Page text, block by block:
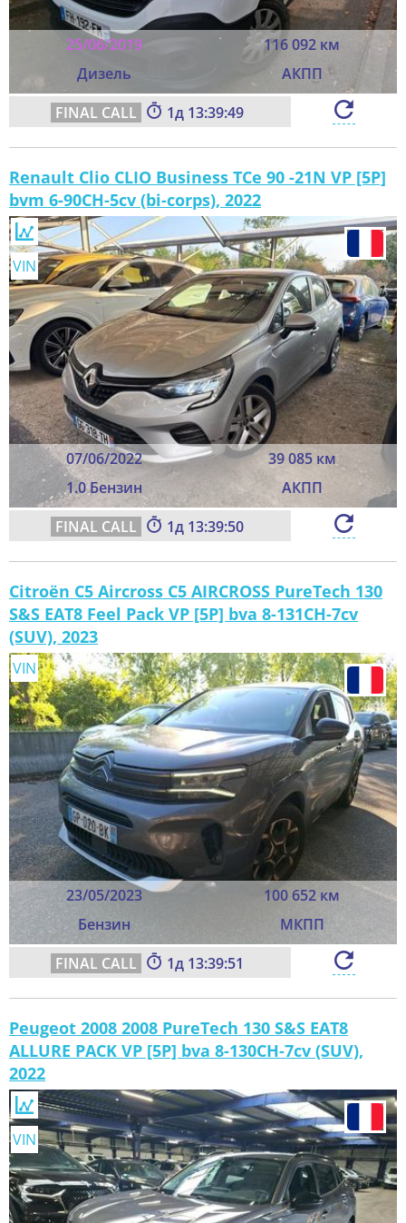
25/06/2019
116 092 км
Дизель
АКПП
1 13:39:47
Renault Clio CLIO Business TCe 90 -21N VP [5P]
bvm 6-90CH-5cv (bi-corps), 2022
07/06/2022
39 085 км
1.0 Бензин
АКПП
VIN
1 13:39:48
Citroën C5 Aircross C5 AIRCROSS PureTech 130
S&S EAT8 Feel Pack VP [5P] bva 8-131CH-7cv
(SUV), 2023
23/05/2023
100 652 км
Бензин
МКПП
VIN
1 13:39:49
Peugeot 2008 2008 PureTech 130 S&S EAT8
ALLURE PACK VP [5P] bva 8-130CH-7cv (SUV),
2022
VIN